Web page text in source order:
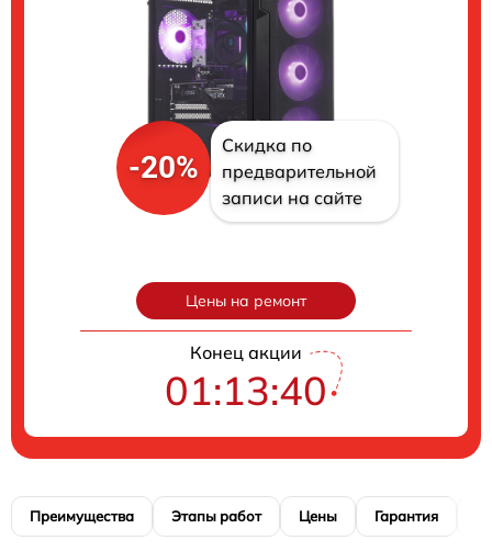
-20%
Скидка по
предварительной
записи на сайте
Цены на ремонт
Конец акции
01:13:39
Преимущества Этапы работ Цены Гарантия